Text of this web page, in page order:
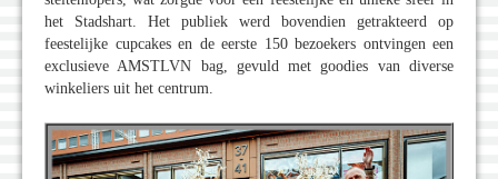
het Stadshart. Het publiek werd bovendien getrakteerd op
feestelijke cupcakes en de eerste 150 bezoekers ontvingen een
exclusieve AMSTLVN bag, gevuld met goodies van diverse
winkeliers uit het centrum.